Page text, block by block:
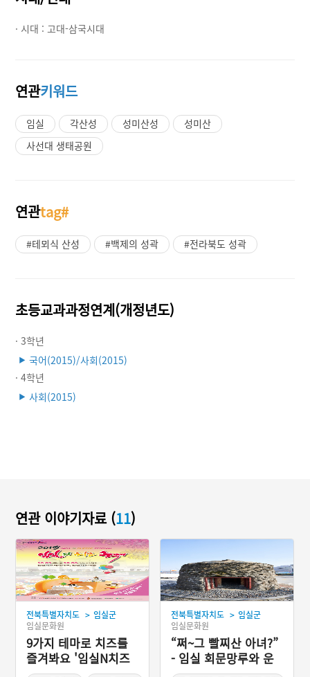
· 시대 : 고대-삼국시대
연관키워드
임실 각산성 성미산성
성미산
사선대 생태공원
연관tag#
#테뫼식 산성 #백제의 성곽 #전라북도 성곽
초등교과과정연계(개정년도)
· 3학년
▶ 국어(2015)/사회(2015)
· 4학년
▶ 사회(2015)
연관 이야기자료 (11)
전북특별자치도 > 임실군
임실문화원
9가지 테마로 치즈를
즐겨봐요 '임실N치즈
축제'
전북특별자치도 > 임실군
임실문화원
“쩌~그 빨찌산 아녀?”
- 임실 회문망루와 운
암망루